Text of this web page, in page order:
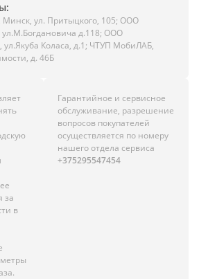
ул. Притыцкого, 105; ООО
д.118; ООО
Коласа, д.1; ЧТУП МобиЛАБ,
д. 46Б
за
в
Гарантийное и сервисное
обслуживание, разрешение
вопросов покупателей
осуществляется по номеру
нашего отдела сервиса
+375295547454